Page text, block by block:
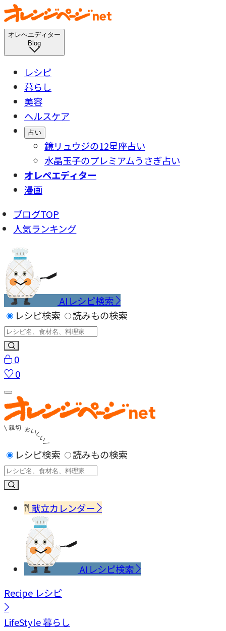
オレぺエディター
Blog
レシピ
暮らし
美容
ヘルスケア
占い
鏡リュウジの12星座占い
水晶玉子のプレミアムうさぎ占い
オレペエディター
漫画
ブログTOP
人気ランキング
AIレシピ検索
レシピ検索
読みもの検索
0
0
レシピ検索 読みもの検索
献立カレンダー
AIレシピ検索
Recipe レシピ
LifeStyle暮らし